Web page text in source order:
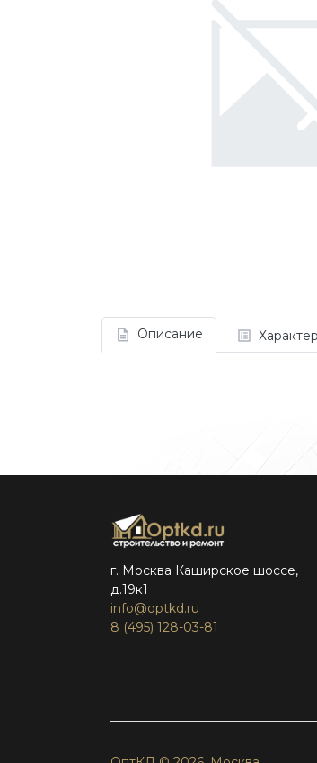
Описание
г. Москва Каширское шоссе,
д.19к1
info@optkd.ru
8 (495) 128-03-81